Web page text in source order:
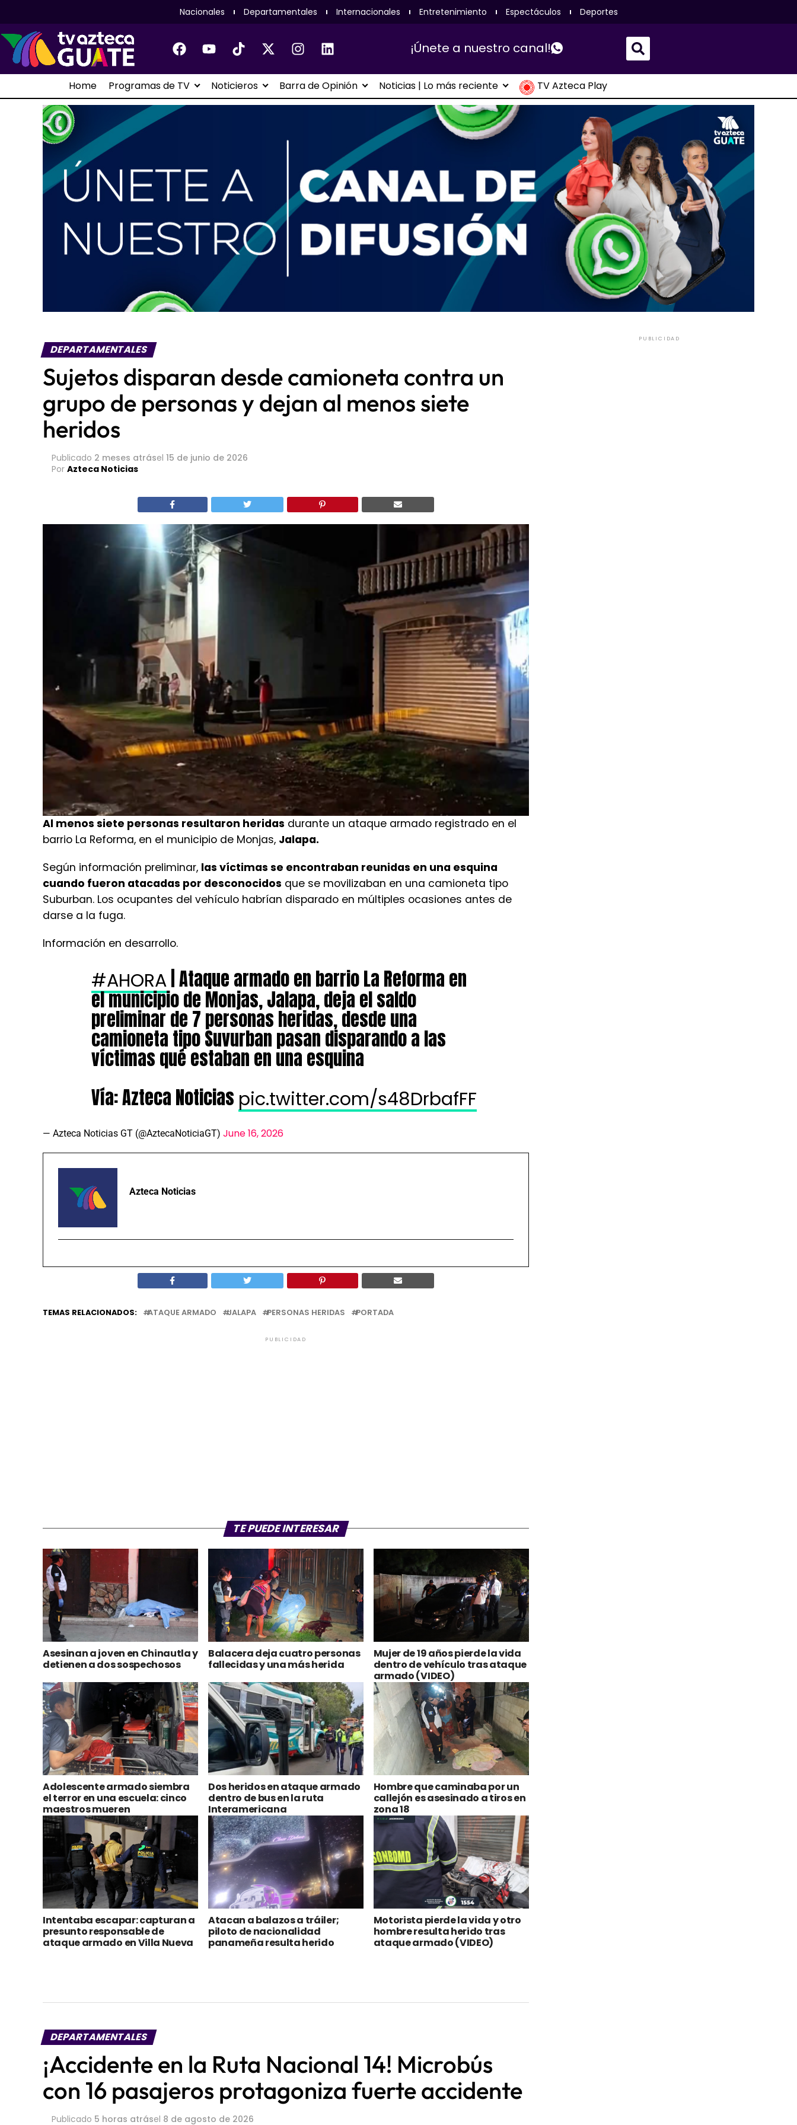
Nacionales Departamentales Internacionales Entretenimiento Espectáculos Deportes
¡Únete a nuestro canal!
Home Programas de TV Noticieros Barra de Opinión Noticias | Lo más reciente TV Azteca Play
DEPARTAMENTALES
Sujetos disparan desde camioneta contra un
grupo de personas y dejan al menos siete
heridos
Publicado 2 meses atrásel 15 de junio de 2026
Por Azteca Noticias
Al menos siete personas resultaron heridas durante un ataque armado registrado en el
barrio La Reforma, en el municipio de Monjas, Jalapa.
Según información preliminar, las víctimas se encontraban reunidas en una esquina
cuando fueron atacadas por desconocidos que se movilizaban en una camioneta tipo
Suburban. Los ocupantes del vehículo habrían disparado en múltiples ocasiones antes de
darse a la fuga.
Información en desarrollo.
#AHORA | Ataque armado en barrio La Reforma en
el municipio de Monjas, Jalapa, deja el saldo
preliminar de 7 personas heridas, desde una
camioneta tipo Suvurban pasan disparando a las
víctimas qué estaban en una esquina
Vía: Azteca Noticias pic.twitter.com/s48DrbafFF
— Azteca Noticias GT (@AztecaNoticiaGT) June 16, 2026
Azteca Noticias
TEMAS RELACIONADOS: ATAQUE ARMADO JALAPA PERSONAS HERIDAS PORTADA
PUBLICIDAD
TE PUEDE INTERESAR
Asesinan a joven en Chinautla y
detienen a dos sospechosos
Balacera deja cuatro personas
fallecidas y una más herida
Mujer de 19 años pierde la vida
dentro de vehículo tras ataque
armado (VIDEO)
Adolescente armado siembra
el terror en una escuela: cinco
maestros mueren
Dos heridos en ataque armado
dentro de bus en la ruta
Interamericana
Hombre que caminaba por un
callejón es asesinado a tiros en
zona 18
Intentaba escapar: capturan a
presunto responsable de
ataque armado en Villa Nueva
Atacan a balazos a tráiler;
piloto de nacionalidad
panameña resulta herido
Motorista pierde la vida y otro
hombre resulta herido tras
ataque armado (VIDEO)
DEPARTAMENTALES
¡Accidente en la Ruta Nacional 14! Microbús
con 16 pasajeros protagoniza fuerte accidente
Publicado 5 horas atrásel 8 de agosto de 2026
PUBLICIDAD